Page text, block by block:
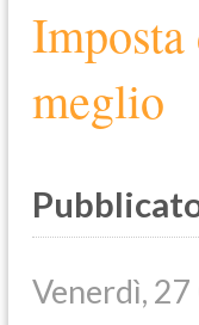
meglio
Venerdì,